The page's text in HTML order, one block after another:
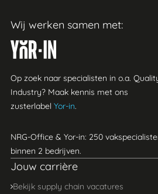
Wij werken samen met:
Op zoek naar specialisten in o.a.
Industry? Maak kennis met ons
zusterlabel Yor-in.
NRG-Office & Yor-in: 250
binnen 2 bedrijven.
Jouw carrière
Bekijk supply chain vacatures